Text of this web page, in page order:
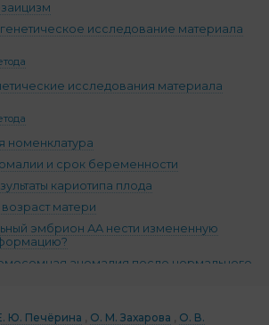
исследование материала
исследования материала
номенклатура
и срок беременности
кариотипа плода
матери
эмбрион АА нести измененную
аномалия после нормального
Ю. Печёрина О. М. Захарова
О. В.